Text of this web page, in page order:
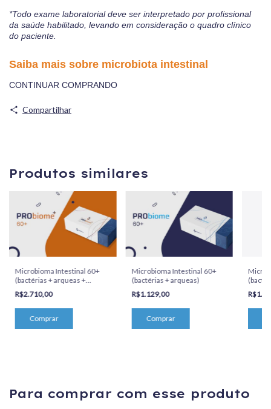
*Todo exame laboratorial deve ser interpretado por profissional
da saúde habilitado, levando em consideração o quadro clínico
do paciente.
Saiba mais sobre microbiota intestinal
CONTINUAR COMPRANDO
Compartilhar
Produtos similares
Microbioma Intestinal 60+
(bactérias + arqueas +
fungos) + potencial funcional
(histamina + beta-
glucuronidase)
R$2.710,00
Comprar
Microbioma Intestinal 60+
(bactérias + arqueas)
R$1.129,00
Comprar
Para comprar com esse produto